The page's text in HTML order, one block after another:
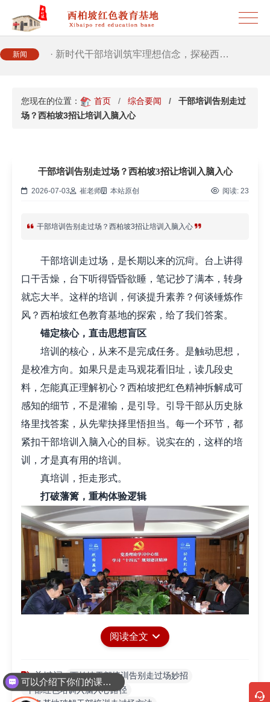
新闻
· 筑牢新时代干部信仰根基 西柏坡3招给…
· 新时代干部培训筑牢理想信念，探秘西…
您现在的位置： 首页 综合要闻
干部培训告别走过
场？西柏坡3招让培训入脑入心
干部培训告别走过场？西柏坡3招让培训入脑入心
2026-07-03 崔老师 本站原创 阅读: 23
干部培训告别走过场？西柏坡3招让培训入脑入心
干部培训走过场，是长期以来的沉疴。台上讲得
口干舌燥，台下听得昏昏欲睡，笔记抄了满本，转身
就忘大半。这样的培训，何谈提升素养？何谈锤炼作
风？西柏坡红色教育基地的探索，给了我们答案。
锚定核心，直击思想盲区
培训的核心，从来不是完成任务。是触动思想，
是校准方向。如果只是走马观花看旧址，读几段史
料，怎能真正理解初心？西柏坡把红色精神拆解成可
感知的细节，不是灌输，是引导。引导干部从历史脉
络里找答案，从先辈抉择里悟担当。每一个环节，都
紧扣干部培训入脑入心的目标。说实在的，这样的培
训，才是真有用的培训。
真培训，拒走形式。
打破藩篱，重构体验逻辑
说我记，毫无互动可言。这样的模式，怎能让干部培
阅读全文
关键词: 西柏坡干部培训告别走过场妙招
干部红色培训入脑入心路径
可以介绍下你们的课程吗？